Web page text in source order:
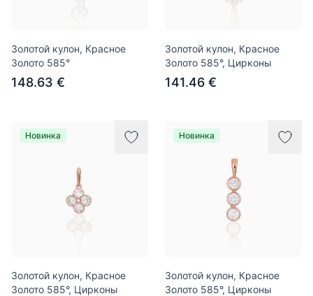
Золотой кулон, Красное
Золото 585°
148.63 €
Золотой кулон, Красное
Золото 585°, Цирконы
141.46 €
Новинка
Золотой кулон, Красное
Золото 585°, Цирконы
Новинка
Золотой кулон, Красное
Золото 585°, Цирконы